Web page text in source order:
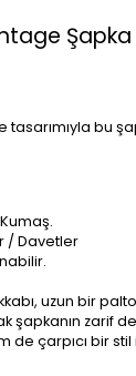
Şapka
tasarımıyla bu
Kumaş.
/ Davetler
uzun bir
zarif
de çarpıcı bir